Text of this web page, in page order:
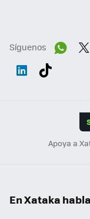
Síguenos
Apoya a
En Xataka